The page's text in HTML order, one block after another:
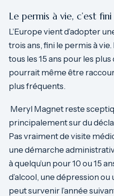
Le permis à vie, c’est fini
L’Europe vient d’adopter
trois ans, fini le permis à
tous les 15 ans pour les
pourrait même être
plus fréquents.
Meryl Magnet reste
principalement sur du
Pas vraiment de visite
une démarche
à quelqu’un pour 10 ou 15
d’alcool, une dépression
peut survenir l’année